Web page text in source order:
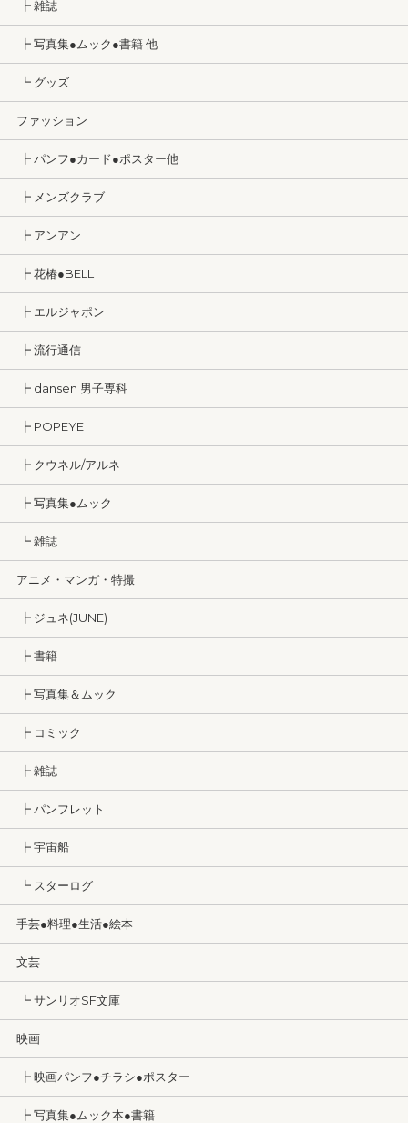
┣ 雑誌
┣ 写真集●ムック●書籍 他
┗ グッズ
ファッション
┣ パンフ●カード●ポスター他
┣ メンズクラブ
┣ アンアン
┣ 花椿●BELL
┣ エルジャポン
┣ 流行通信
┣ dansen 男子専科
┣ POPEYE
┣ クウネル/アルネ
┣ 写真集●ムック
┗ 雑誌
アニメ・マンガ・特撮
┣ ジュネ(JUNE)
┣ 書籍
┣ 写真集＆ムック
┣ コミック
┣ 雑誌
┣ パンフレット
┣ 宇宙船
┗ スターログ
手芸●料理●生活●絵本
文芸
┗ サンリオSF文庫
映画
┣ 映画パンフ●チラシ●ポスター
┣ 写真集●ムック本●書籍